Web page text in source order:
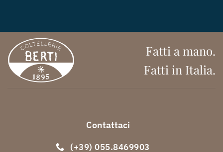
Fatti a mano.
Fatti in Italia.
Contattaci
(+39) 055.8469903